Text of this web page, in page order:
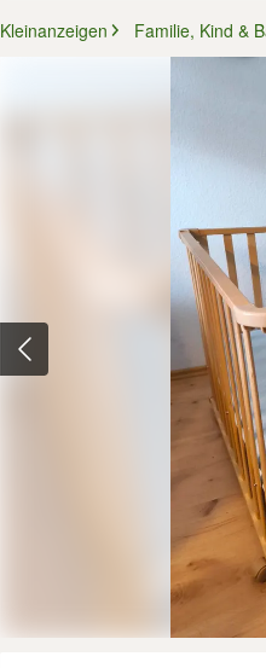
Kleinanzeigen Familie, Kind &